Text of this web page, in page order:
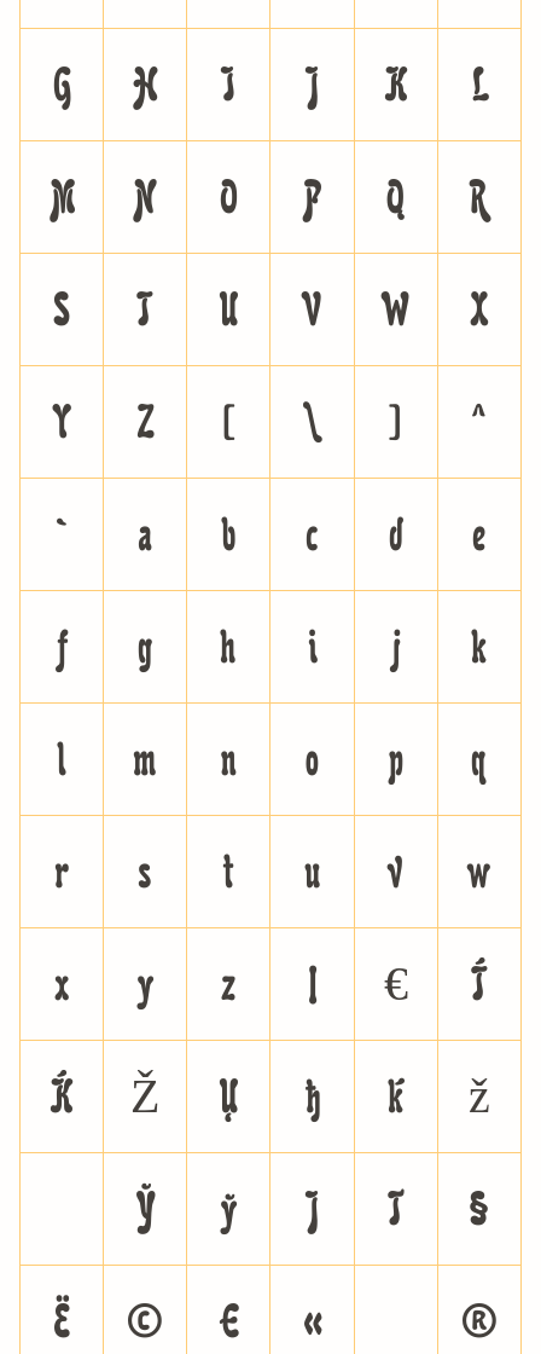
G H I J K L
M N O P Q R
S T U V W X
Y Z [ \ ] ^
` a b c d e
f g h i j k
l m n o p q
r s t u v w
x y z | € 
 Ž    ž
¡ ¢ £ ¥ §
¨ © ª « ®